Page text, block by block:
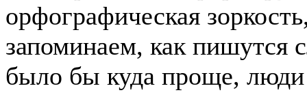
орфографическая
запоминаем, как пишутся
было бы куда проще,